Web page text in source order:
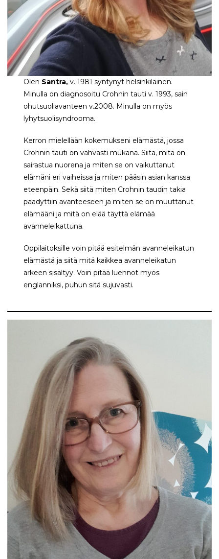
Olen Santra,v. 1981 syntynyt helsinkiläinen.
Minulla on diagnosoitu Crohnin tauti v. 1993, sain
ohutsuoliavanteen v.2008. Minulla on myös
lyhytsuolisyndrooma.
Kerron mielellään kokemukseni elämästä, jossa
Crohnin tauti on vahvasti mukana. Siitä, mitä on
sairastua nuorena ja miten se on vaikuttanut
elämäni eri vaiheissa ja miten pääsin asian kanssa
eteenpäin. Sekä siitä miten Crohnin taudin takia
päädyttiin avanteeseen ja miten se on muuttanut
elämääni ja mitä on elää täyttä elämää
avanneleikattuna.
Oppilaitoksille voin pitää esitelmän avanneleikatun
elämästä ja siitä mitä kaikkea avanneleikatun
arkeen sisältyy. Voin pitää luennot myös
englanniksi, puhun sitä sujuvasti.